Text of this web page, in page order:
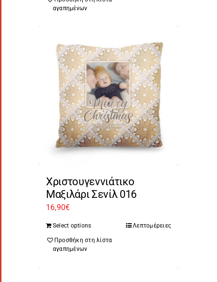
αγαπημένων
Χριστουγεννιάτικο
Μαξιλάρι Σενίλ 016
16,90€
Select options Λεπτομέρειες
Προσθήκη στη λίστα
αγαπημένων